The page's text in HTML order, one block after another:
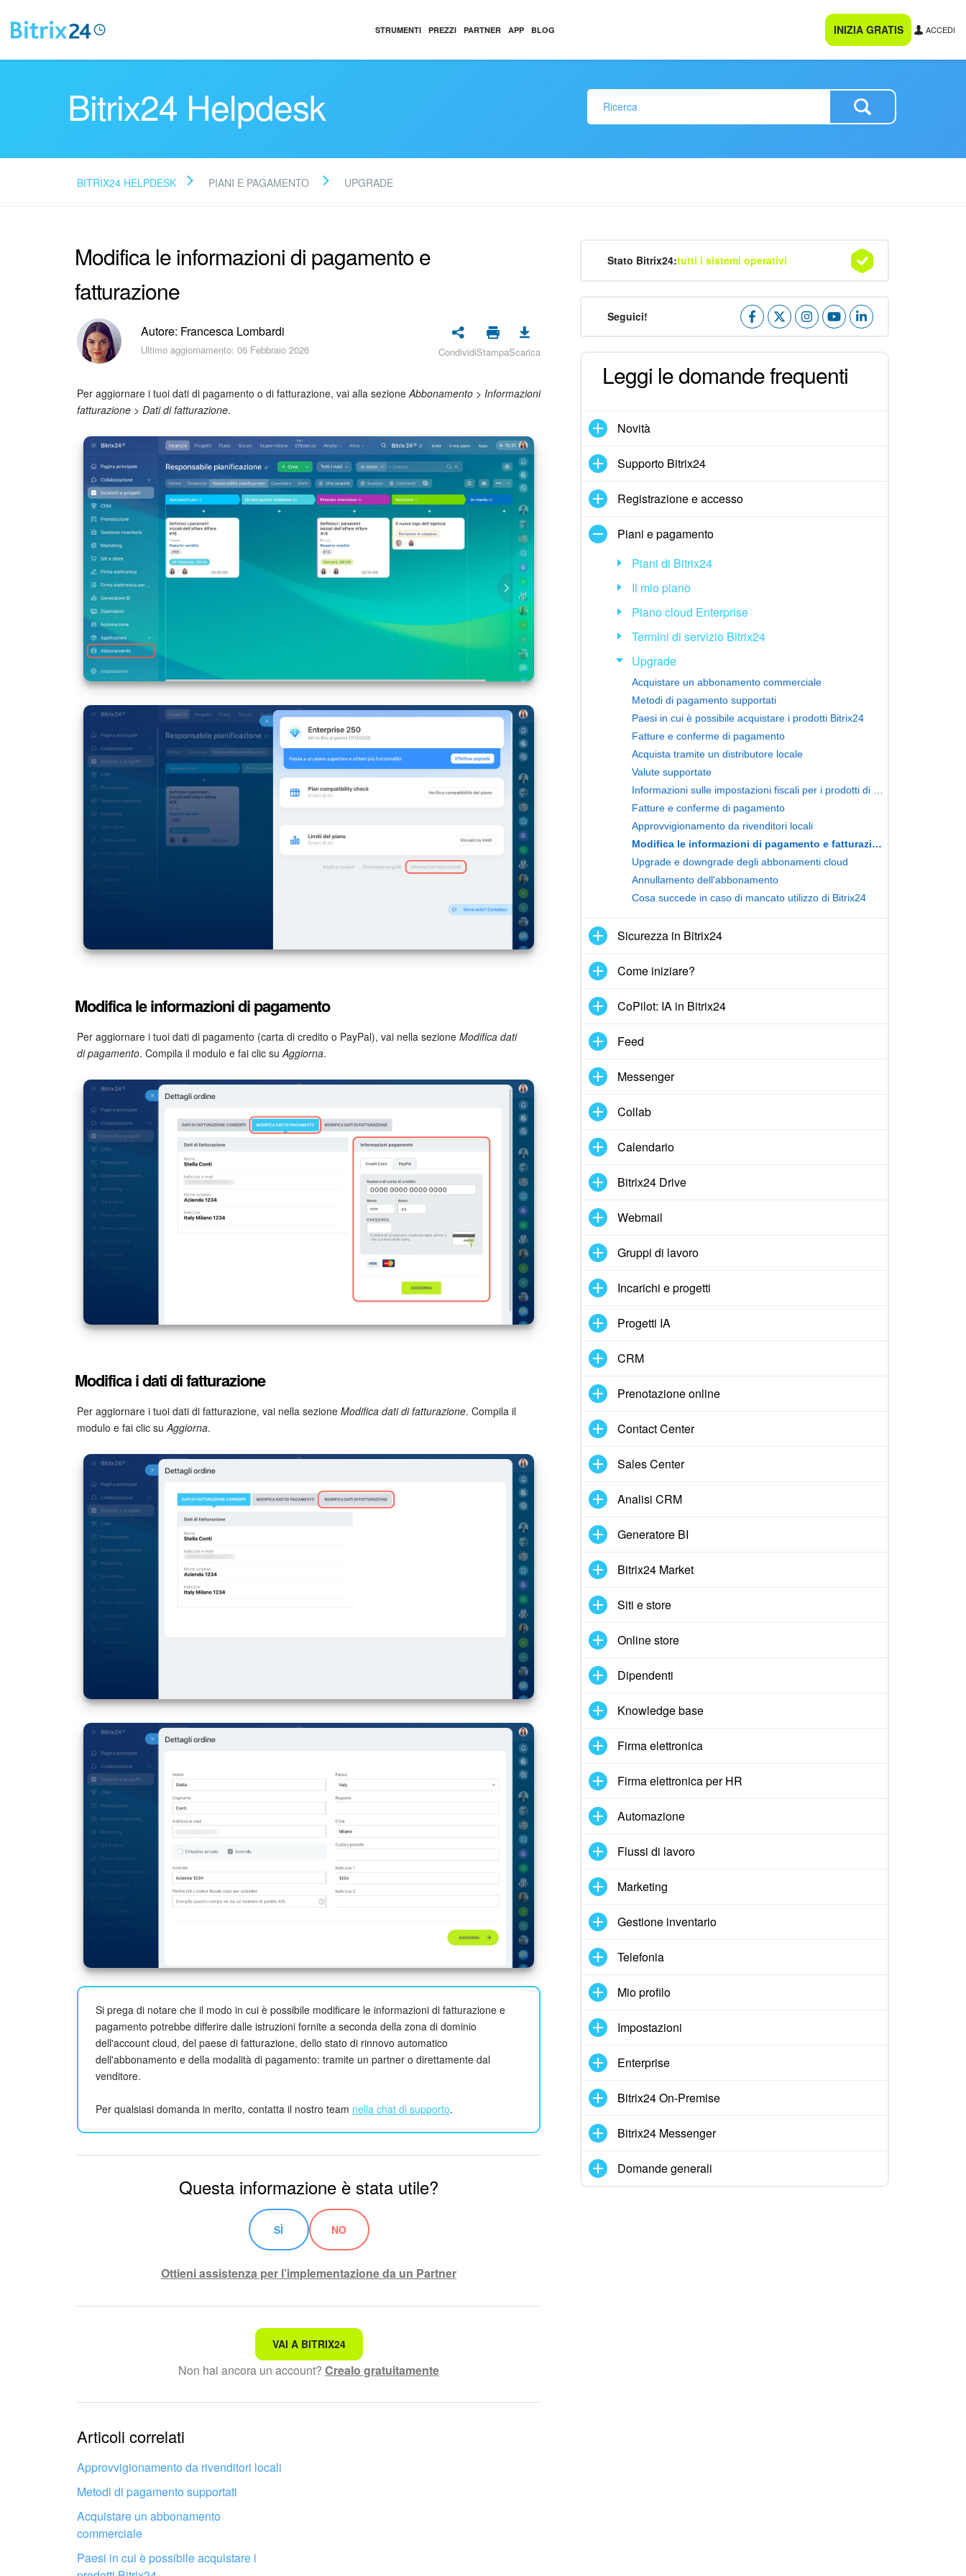
STRUMENTI PREZZI PARTNER APP BLOG INIZIA GRATIS ACCEDI
Bitrix24 Helpdesk
BITRIX24 HELPDESK PIANI E PAGAMENTO UPGRADE
Modifica le informazioni di pagamento e
fatturazione
Autore: Francesca Lombardi
Ultimo aggiornamento: 06 Febbraio 2026 CondividiStampaScarica
Per aggiornare i tuoi dati di pagamento o di fatturazione, vai alla sezione Abbonamento > Informazioni
fatturazione > Dati di fatturazione.
Modifica le informazioni di pagamento
Per aggiornare i tuoi dati di pagamento (carta di credito o PayPal), vai nella sezione Modifica dati
di pagamento. Compila il modulo e fai clic suAggiorna.
Modifica i dati di fatturazione
Per aggiornare i tuoi dati di fatturazione, vai nella sezione Modifica dati di fatturazione. Compila il
modulo e fai clic suAggiorna.
Si prega di notare che il modo in cui è possibile modificare le informazioni di fatturazione e
pagamento potrebbe differire dalle istruzioni fornite a seconda della zona di dominio
dell'account cloud, del paese di fatturazione, dello stato di rinnovo automatico
dell'abbonamento e della modalità di pagamento: tramite un partner o direttamente dal
venditore.
Per qualsiasi domanda in merito, contatta il nostro team nella chat di supporto.
Questa informazione è stata utile?
SÌ NO
Ottieni assistenza per l’implementazione da un Partner
Non è quello che sto cercando.
Troppo breve, ho bisogno di maggiori informazioni.
Non mi soddisfa come funziona questo strumento
VAI A BITRIX24
Non hai ancora un account? Crealo gratuitamente
Articoli correlati
Approvvigionamento da rivenditori locali
Metodi di pagamento supportati
Acquistare un abbonamento
commerciale
Paesi in cui è possibile acquistare i
Stato Bitrix24:tutti i sistemi operativi
Seguici!
Leggi le domande frequenti
Novità
Supporto Bitrix24
Registrazione e accesso
Piani e pagamento
Piani di Bitrix24
Il mio piano
Piano cloud Enterprise
Termini di servizio Bitrix24
Upgrade
Acquistare un abbonamento commerciale
Metodi di pagamento supportati
Paesi in cui è possibile acquistare i prodotti Bitrix24
Fatture e conferme di pagamento
Acquista tramite un distributore locale
Valute supportate
Fatture e conferme di pagamento
Approvvigionamento da rivenditori locali
Modifica le informazioni di pagamento e fatturazione
Upgrade e downgrade degli abbonamenti cloud
Annullamento dell'abbonamento
Cosa succede in caso di mancato utilizzo di Bitrix24
Sicurezza in Bitrix24
Come iniziare?
CoPilot: IA in Bitrix24
Feed
Messenger
Collab
Calendario
Bitrix24 Drive
Webmail
Gruppi di lavoro
Incarichi e progetti
Progetti IA
CRM
Prenotazione online
Contact Center
Sales Center
Analisi CRM
Generatore BI
Bitrix24 Market
Siti e store
Online store
Dipendenti
Knowledge base
Firma elettronica
Firma elettronica per HR
Automazione
Flussi di lavoro
Marketing
Gestione inventario
Telefonia
Mio profilo
Impostazioni
Enterprise
Bitrix24 On-Premise
Bitrix24 Messenger
Domande generali